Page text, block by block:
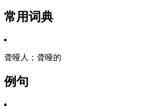
常用词典
聋哑人；聋哑的
例句